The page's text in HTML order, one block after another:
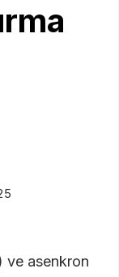
ve asenkron